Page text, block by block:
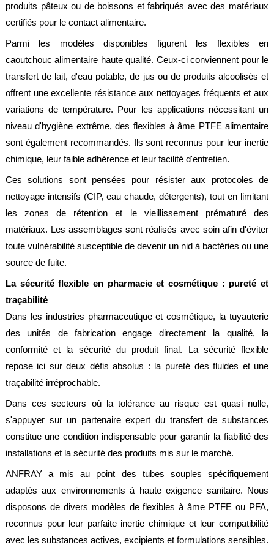
produits pâteux ou de boissons et fabriqués avec des matériaux
certifiés pour le contact alimentaire.
Parmi les modèles disponibles figurent les flexibles en
caoutchouc alimentaire haute qualité. Ceux-ci conviennent pour le
transfert de lait, d'eau potable, de jus ou de produits alcoolisés et
offrent une excellente résistance aux nettoyages fréquents et aux
variations de température. Pour les applications nécessitant un
niveau d'hygiène extrême, des flexibles à âme PTFE alimentaire
sont également recommandés. Ils sont reconnus pour leur inertie
chimique, leur faible adhérence et leur facilité d'entretien.
Ces solutions sont pensées pour résister aux protocoles de
nettoyage intensifs (CIP, eau chaude, détergents), tout en limitant
les zones de rétention et le vieillissement prématuré des
matériaux. Les assemblages sont réalisés avec soin afin d'éviter
toute vulnérabilité susceptible de devenir un nid à bactéries ou une
source de fuite.
La sécurité flexible en pharmacie et cosmétique : pureté et
traçabilité
Dans les industries pharmaceutique et cosmétique, la tuyauterie
des unités de fabrication engage directement la qualité, la
conformité et la sécurité du produit final. La sécurité flexible
repose ici sur deux défis absolus : la pureté des fluides et une
traçabilité irréprochable.
Dans ces secteurs où la tolérance au risque est quasi nulle,
s'appuyer sur un partenaire expert du transfert de substances
constitue une condition indispensable pour garantir la fiabilité des
installations et la sécurité des produits mis sur le marché.
ANFRAY a mis au point des tubes souples spécifiquement
adaptés aux environnements à haute exigence sanitaire. Nous
disposons de divers modèles de flexibles à âme PTFE ou PFA,
reconnus pour leur parfaite inertie chimique et leur compatibilité
avec les substances actives, excipients et formulations sensibles.